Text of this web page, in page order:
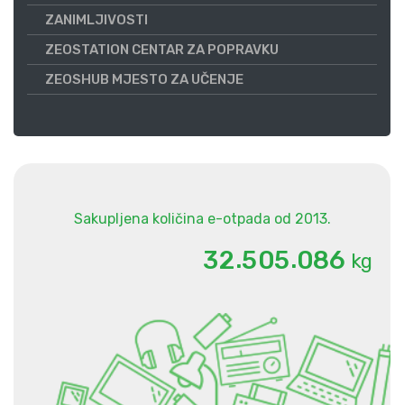
ZANIMLJIVOSTI
ZEOSTATION CENTAR ZA POPRAVKU
ZEOSHUB MJESTO ZA UČENJE
Sakupljena količina e-otpada od 2013.
32.505.086 kg